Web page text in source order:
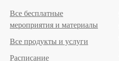
Все бесплатные
мероприятия и материалы
Все продукты и услуги
Расписание